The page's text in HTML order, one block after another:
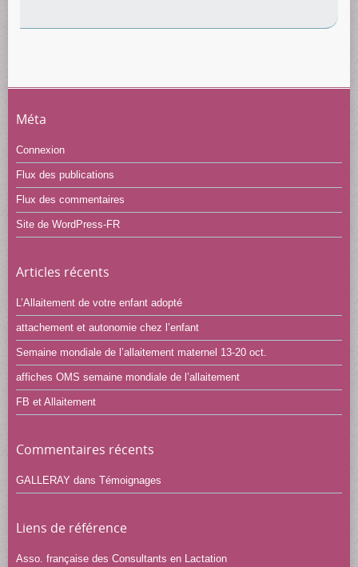
Méta
Connexion
Flux des publications
Flux des commentaires
Site de WordPress-FR
Articles récents
L’Allaitement de votre enfant adopté
attachement et autonomie chez l’enfant
Semaine mondiale de l’allaitement maternel 13-20 oct.
affiches OMS semaine mondiale de l’allaitement
FB et Allaitement
Commentaires récents
GALLERAY dans Témoignages
Liens de référence
Asso. française des Consultants en Lactation